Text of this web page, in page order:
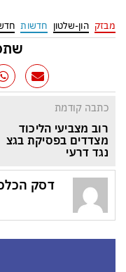
מבזק הון-שלטון חדשות
כתבה קודמת
רוב מצביעי הליכוד
מצדדים בפסיקת בגצ
נגד דרעי
דסק